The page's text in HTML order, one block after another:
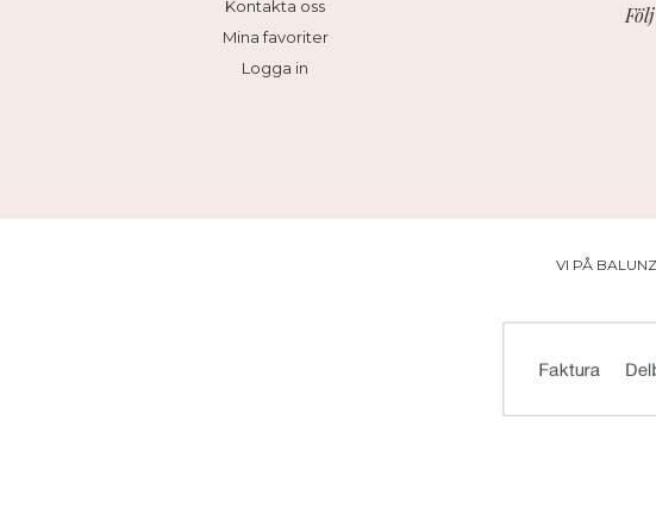
Kontakta oss
Mina favoriter
Logga in
VI PÅ